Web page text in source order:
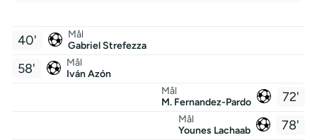
Mål
Gabriel Strefezza
40'
Mål
Iván Azón
58'
72'
Mål
M. Fernandez-Pardo
78'
Mål
Younes Lachaab